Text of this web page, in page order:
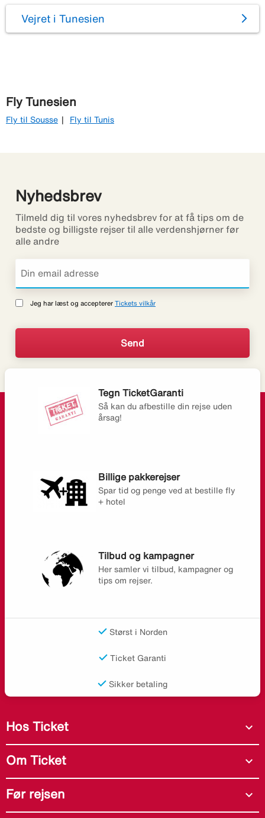
Vejret i Tunesien
Fly Tunesien
Fly til Sousse Fly til Tunis
Nyhedsbrev
Tilmeld dig til vores nyhedsbrev for at få tips om de
bedste og billigste rejser til alle verdenshjørner før
alle andre
Jeg har læst og accepterer Tickets vilkår
Tegn TicketGaranti
Så kan du afbestille din rejse uden
årsag!
Billige pakkerejser
Spar tid og penge ved at bestille fly
+ hotel
Tilbud og kampagner
Her samler vi tilbud, kampagner og
tips om rejser.
Størst i Norden
Ticket Garanti
Sikker betaling
Hos Ticket expand_more
Om Ticket expand_more
Før rejsen expand_more